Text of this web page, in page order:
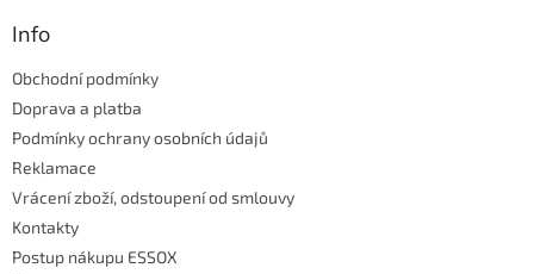
Info
Obchodní podmínky
Doprava a platba
Podmínky ochrany osobních údajů
Reklamace
Vrácení zboží, odstoupení od smlouvy
Kontakty
Postup nákupu ESSOX